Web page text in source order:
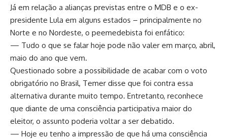
Já em relação a alianças previstas entre o MDB e o ex-
presidente Lula em alguns estados – principalmente no
Norte e no Nordeste, o peemedebista foi enfático:
— Tudo o que se falar hoje pode não valer em março, abril,
maio do ano que vem.
Questionado sobre a possibilidade de acabar com o voto
obrigatório no Brasil, Temer disse que foi contra essa
alternativa durante muito tempo. Entretanto, reconhece
que diante de uma consciência participativa maior do
eleitor, o assunto poderia voltar a ser debatido.
— Hoje eu tenho a impressão de que há uma consciência